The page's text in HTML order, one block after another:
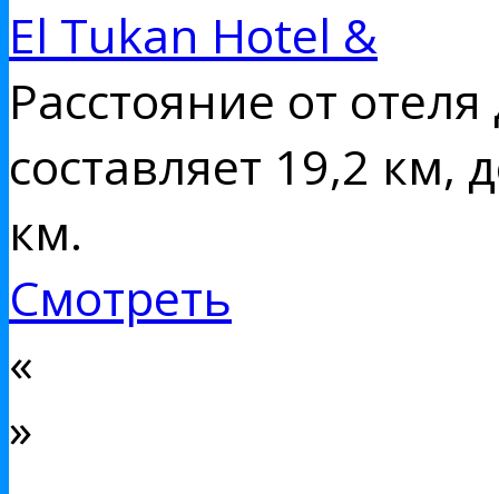
El Tukan Hotel &
Расстояние от
составляет 19,2 км,
км.
Смотреть
«
»